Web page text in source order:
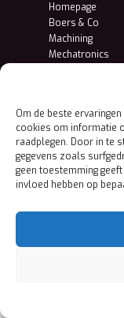
Om de beste
cookies om informatie
raadplegen. Door in te
gegevens zoals
geen toestemming
invloed hebben op
Homepage
Boers & Co
Machining
Mechatronics